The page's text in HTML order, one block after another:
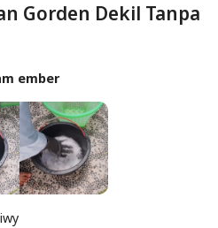
Gorden Dekil Tanpa
ember